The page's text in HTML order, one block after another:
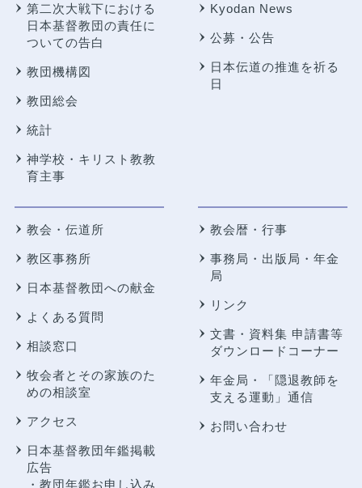
第二次大戦下における
日本基督教団の責任に
ついての告白
教団機構図
教団総会
統計
神学校・キリスト教教
育主事
Kyodan News
公募・公告
日本伝道の推進を祈る
日
教会・伝道所
教区事務所
日本基督教団への献金
よくある質問
相談窓口
牧会者とその家族のた
めの相談室
アクセス
日本基督教団年鑑掲載
広告
・教団年鑑お申し込み
教会暦・行事
事務局・出版局・年金
局
リンク
文書・資料集 申請書等
ダウンロードコーナー
年金局・
「隠退教師を
支える運動」通信
お問い合わせ